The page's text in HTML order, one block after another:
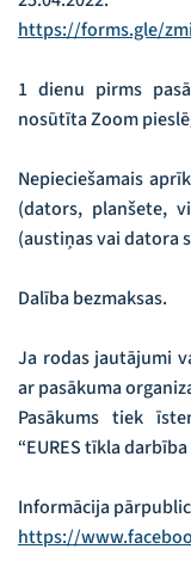
https://forms.gle/
1 dienu pirms
nosūtīta Zoom
Nepieciešamais
(dators, planšete,
(austiņas vai datora
Dalība bezmaksas.
Ja rodas jautājumi
ar pasākuma
Pasākums tiek
“EURES tīkla
Informācija
https://